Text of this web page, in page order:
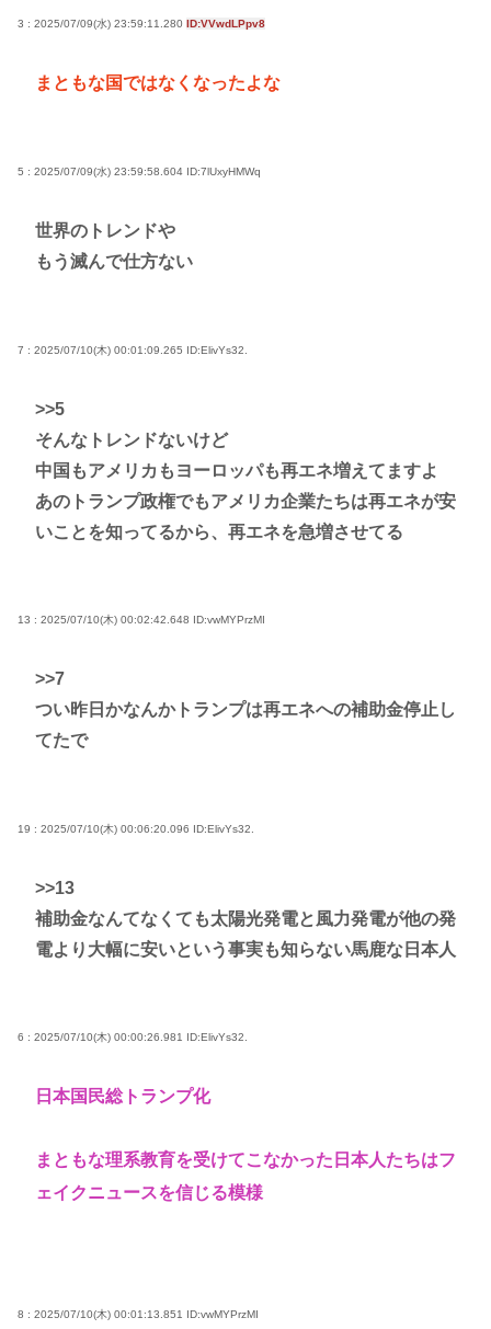
3 : 2025/07/09(水) 23:59:11.280 ID:VVwdLPpv8
まともな国ではなくなったよな
5 : 2025/07/09(水) 23:59:58.604 ID:7lUxyHMWq
世界のトレンドや
もう滅んで仕方ない
7 : 2025/07/10(木) 00:01:09.265 ID:ElivYs32.
>>5
そんなトレンドないけど
中国もアメリカもヨーロッパも再エネ増えてますよ
あのトランプ政権でもアメリカ企業たちは再エネが安
いことを知ってるから、再エネを急増させてる
13 : 2025/07/10(木) 00:02:42.648 ID:vwMYPrzMI
>>7
つい昨日かなんかトランプは再エネへの補助金停止し
てたで
19 : 2025/07/10(木) 00:06:20.096 ID:ElivYs32.
>>13
補助金なんてなくても太陽光発電と風力発電が他の発
電より大幅に安いという事実も知らない馬鹿な日本人
6 : 2025/07/10(木) 00:00:26.981 ID:ElivYs32.
日本国民総トランプ化
まともな理系教育を受けてこなかった日本人たちはフ
ェイクニュースを信じる模様
8 : 2025/07/10(木) 00:01:13.851 ID:vwMYPrzMI